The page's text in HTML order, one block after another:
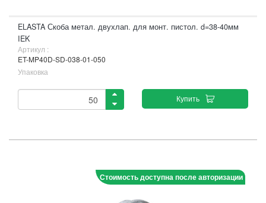
ELASTA Скоба метал. двухлап. для монт. пистол. d=38-40мм
IEK
Артикул :
ET-MP40D-SD-038-01-050
Упаковка
Купить
Стоимость доступна после авторизации